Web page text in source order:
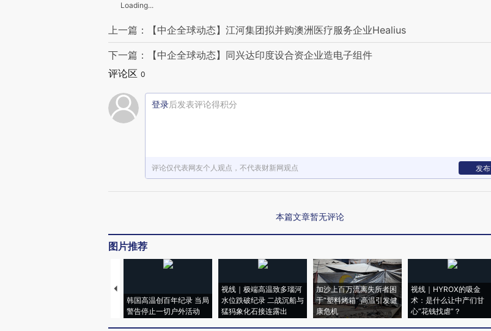
Loading...
上一篇：【中企全球动态】江河集团拟并购澳洲医疗服务企业Healius
下一篇：【中企全球动态】同兴达印度设合资企业造电子组件
评论区 0
登录后发表评论得积分
评论仅代表网友个人观点，不代表财新网观点 发布
本篇文章暂无评论
图片推荐
韩国高温创百年纪录 当局
警告停止一切户外活动
视线｜极端高温致多瑙河
水位跌破纪录 二战沉船与
猛犸象化石接连露出
加沙上百万流离失所者困
于“塑料烤箱” 高温引发健
康危机
视线｜HYROX的吸金
术：是什么让中产们甘
心“花钱找虐”？